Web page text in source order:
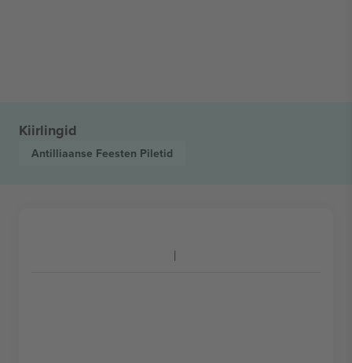
Kiirlingid
Antilliaanse Feesten Piletid